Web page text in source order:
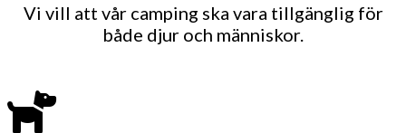
Vi vill att vår camping ska vara tillgänglig för
både djur och människor.